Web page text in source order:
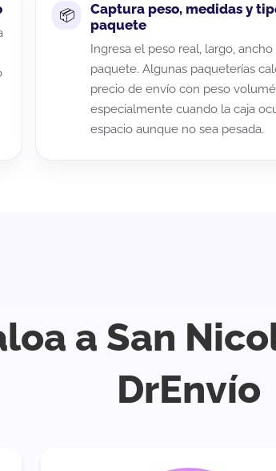
Captura peso, medidas y
paquete
Ingresa el peso real, largo,
paquete. Algunas paqueterías
precio de envío con peso
especialmente cuando la caja
espacio aunque no sea pesada.
a San
DrEnvío